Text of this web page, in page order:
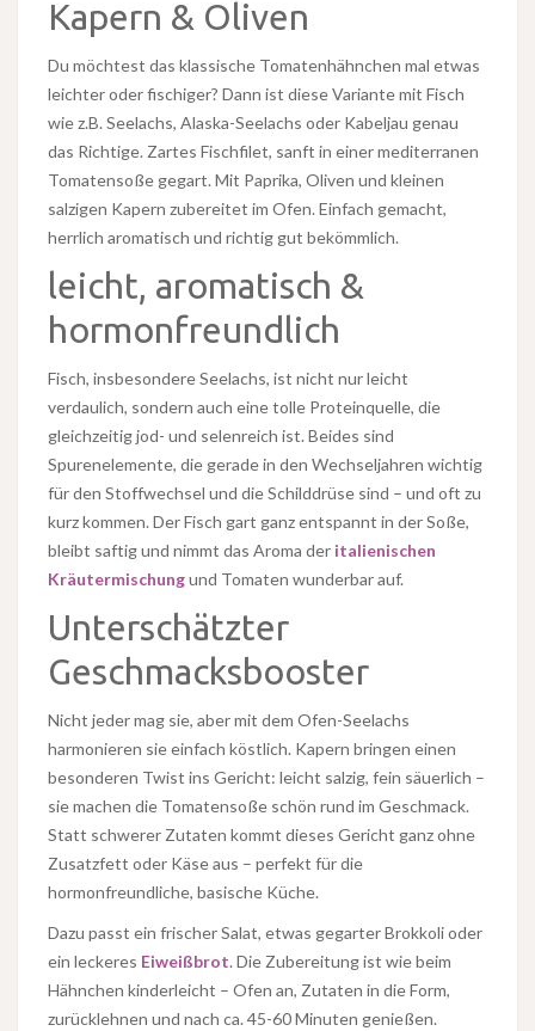
Kapern & Oliven
Du möchtest das klassische Tomatenhähnchen mal etwas
leichter oder fischiger? Dann ist diese Variante mit Fisch
wie z.B. Seelachs, Alaska-Seelachs oder Kabeljau genau
das Richtige. Zartes Fischfilet, sanft in einer mediterranen
Tomatensoße gegart. Mit Paprika, Oliven und kleinen
salzigen Kapern zubereitet im Ofen. Einfach gemacht,
herrlich aromatisch und richtig gut bekömmlich.
leicht, aromatisch &
hormonfreundlich
Fisch, insbesondere Seelachs, ist nicht nur leicht
verdaulich, sondern auch eine tolle Proteinquelle, die
gleichzeitig jod- und selenreich ist. Beides sind
Spurenelemente, die gerade in den Wechseljahren wichtig
für den Stoffwechsel und die Schilddrüse sind – und oft zu
kurz kommen. Der Fisch gart ganz entspannt in der Soße,
bleibt saftig und nimmt das Aroma der italienischen
Kräutermischungund Tomaten wunderbar auf.
Unterschätzter
Geschmacksbooster
Nicht jeder mag sie, aber mit dem Ofen-Seelachs
harmonieren sie einfach köstlich. Kapern bringen einen
besonderen Twist ins Gericht: leicht salzig, fein säuerlich –
sie machen die Tomatensoße schön rund im Geschmack.
Statt schwerer Zutaten kommt dieses Gericht ganz ohne
Zusatzfett oder Käse aus – perfekt für die
hormonfreundliche, basische Küche.
Dazu passt ein frischer Salat, etwas gegarter Brokkoli oder
ein leckeres Eiweißbrot. Die Zubereitung ist wie beim
Hähnchen kinderleicht – Ofen an, Zutaten in die Form,
zurücklehnen und nach ca. 45-60 Minuten genießen.